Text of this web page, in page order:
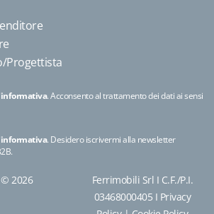
Progettista
informativa. Acconsento al trattamento dei dati ai sensi
informativa. Desidero iscrivermi alla newsletter
2026
Ferrimobili Srl I C.F./P.I.
03468000405 I Privacy